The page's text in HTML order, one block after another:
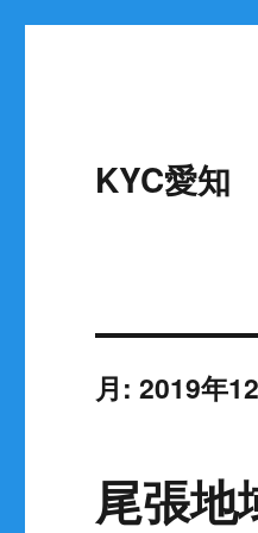
KYC愛知
月:2019年
尾張地